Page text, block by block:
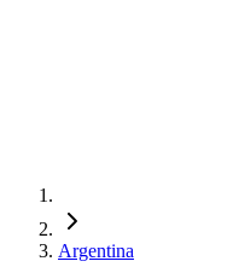
Argentina